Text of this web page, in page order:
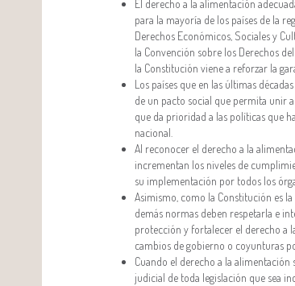
El derecho a la alimentación
para la mayoría de los países de la
Derechos Económicos, Sociales y
la Convención sobre los Derechos
la Constitución viene a reforzar la
Los países que en las últimas
de un pacto social que permita unir
que da prioridad a las políticas que
nacional.
Al reconocer el derecho a la
incrementan los niveles de
su implementación por todos los
Asimismo, como la Constitución es
demás normas deben respetarla e
protección y fortalecer el derecho a
cambios de gobierno o coyunturas
Cuando el derecho a la
judicial de toda legislación que sea